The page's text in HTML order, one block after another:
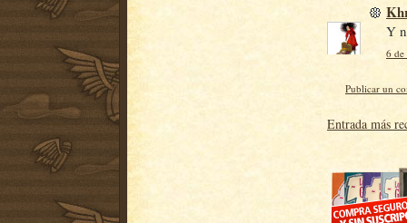
Y
6 de
Publicar un
Entrada más